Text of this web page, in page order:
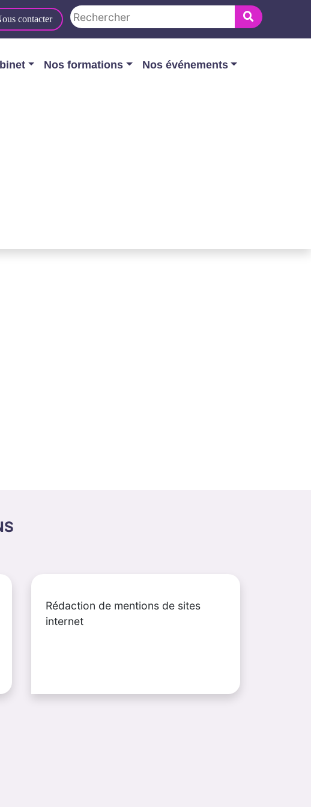
contacter
Nos formations Nos événements
Rédaction de mentions de sites
internet